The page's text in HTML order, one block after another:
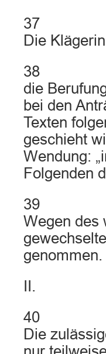
37
Die
38
die
bei den
Texten
geschieht
Wendung:
Folgenden
39
Wegen des
genommen.
II.
40
Die